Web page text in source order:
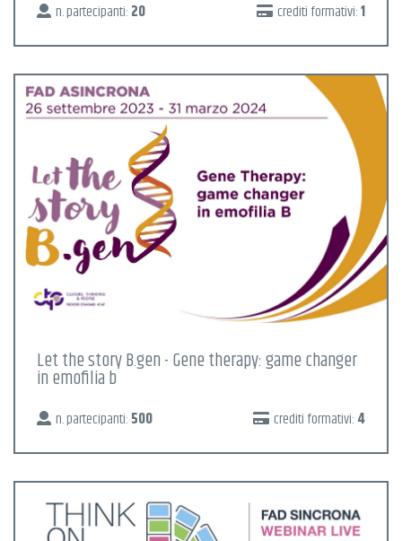
n. partecipanti: 20 crediti formativi:1
Let the story B.gen - Gene therapy: game changer
in emofilia b
n. partecipanti: 500 crediti formativi: 4